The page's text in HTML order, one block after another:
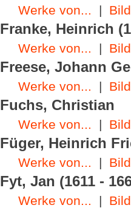
Werke von... |
Franke, Heinrich
Werke von... |
Freese, Johann
Werke von... |
Fuchs, Christian
Werke von... |
Füger, Heinrich
Werke von... |
Fyt, Jan (1611 -
Werke von... |